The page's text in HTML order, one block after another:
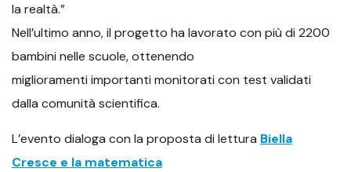
la realtà.”
Nell’ultimo anno, il progetto ha lavorato con più di 2200
bambini nelle scuole, ottenendo
miglioramenti importanti monitorati con test validati
dalla comunità scientifica.
L’evento dialoga con la proposta di lettura Biella
Cresce e la matematica